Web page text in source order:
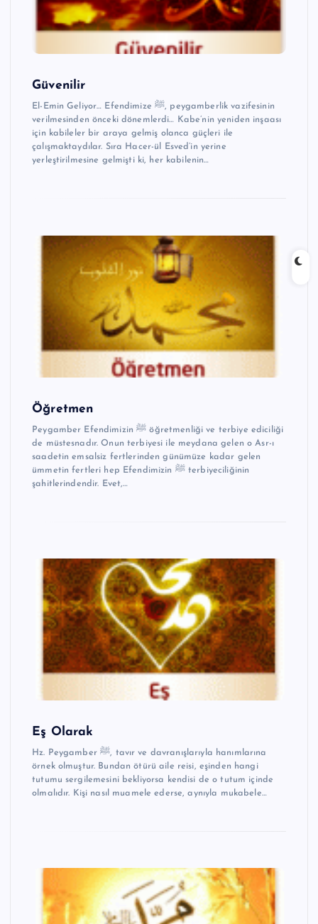
Güvenilir
El-Emin Geliyor… Efendimize ﷺ, peygamberlik vazifesinin
verilmesinden önceki dönemlerdi… Kabe’nin yeniden inşaası
için kabileler bir araya gelmiş olanca güçleri ile
çalışmaktaydılar. Sıra Hacer-ül Esved’in yerine
yerleştirilmesine gelmişti ki, her kabilenin…
Öğretmen
Peygamber Efendimizin ﷺ öğretmenliği ve terbiye ediciliği
de müstesnadır. Onun terbiyesi ile meydana gelen o Asr-ı
saadetin emsalsiz fertlerinden günümüze kadar gelen
ümmetin fertleri hep Efendimizin ﷺ terbiyeciliğinin
şahitlerindendir. Evet,…
Eş Olarak
Hz. Peygamber ﷺ, tavır ve davranışlarıyla hanımlarına
örnek olmuştur. Bundan ötürü aile reisi, eşinden hangi
tutumu sergilemesini bekliyorsa kendisi de o tutum içinde
olmalıdır. Kişi nasıl muamele ederse, aynıyla mukabele…